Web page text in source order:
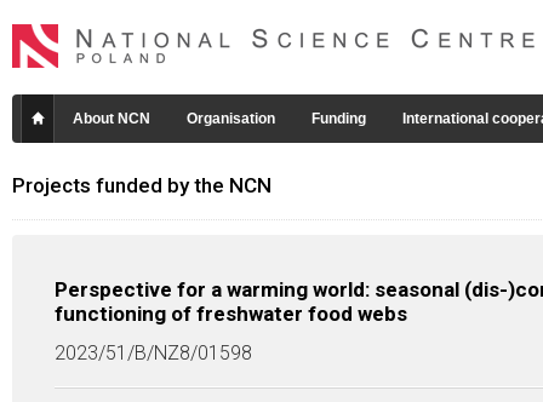
About NCN Organisation Funding International
Projects funded by the NCN
Perspective for a warming world: seasonal (dis-
functioning of freshwater food webs
2023/51/B/NZ8/01598